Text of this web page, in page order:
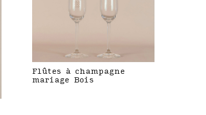
Flûtes à champagne
mariage Bois